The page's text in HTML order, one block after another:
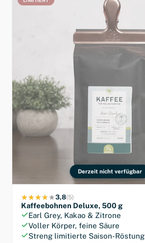
Derzeit nicht verfügbar
3,8(5)
Kaffeebohnen Deluxe, 500 g
Earl Grey, Kakao & Zitrone
Voller Körper, feine Säure
Streng limitierte Saison-Röstung